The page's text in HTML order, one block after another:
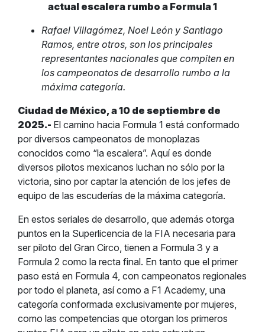
actual escalera rumbo a Formula 1
Rafael Villagómez, Noel León y Santiago
Ramos, entre otros, son los principales
representantes nacionales que compiten en
los campeonatos de desarrollo rumbo a la
máxima categoría.
Ciudad de México, a 10 de septiembre de
2025.- El camino hacia Formula 1 está conformado
por diversos campeonatos de monoplazas
conocidos como “la escalera”. Aquí es donde
diversos pilotos mexicanos luchan no sólo por la
victoria, sino por captar la atención de los jefes de
equipo de las escuderías de la máxima categoría.
En estos seriales de desarrollo, que además otorga
puntos en la Superlicencia de la FIA necesaria para
ser piloto del Gran Circo, tienen a Formula 3 y a
Formula 2 como la recta final. En tanto que el primer
paso está en Formula 4, con campeonatos regionales
por todo el planeta, así como a F1 Academy, una
categoría conformada exclusivamente por mujeres,
como las competencias que otorgan los primeros